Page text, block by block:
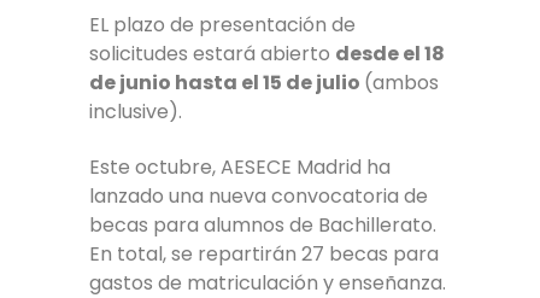
EL plazo de presentación de
solicitudes estará abierto desde el 18
de junio hasta el 15 de julio (ambos
inclusive).
Este octubre, AESECE Madrid ha
lanzado una nueva convocatoria de
becas para alumnos de Bachillerato.
En total, se repartirán 27 becas para
gastos de matriculación y enseñanza.